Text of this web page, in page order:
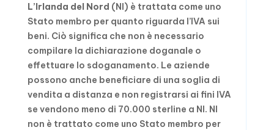
L’Irlanda del Nord (NI) è trattata come uno
Stato membro per quanto riguarda l’IVA sui
beni. Ciò significa che non è necessario
compilare la dichiarazione doganale o
effettuare lo sdoganamento. Le aziende
possono anche beneficiare di una soglia di
vendita a distanza e non registrarsi ai fini IVA
se vendono meno di 70.000 sterline a NI. NI
non è trattato come uno Stato membro per